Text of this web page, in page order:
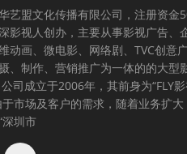
艺盟文化传播有限公司，注册资金
影视人创办，主要从事影视广告、
动画、微电影、网络剧、TVC创意
、制作、营销推广为一体的的大型
司成立于2006年，其前身为“FLY
于市场及客户的需求，随着业务扩
深圳市